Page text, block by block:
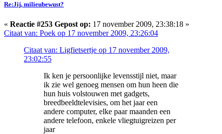
Re:Jij, milieubewust?
« Reactie #253 Gepost op: 17 november 2009, 23:38:18 »
Citaat van: Poek op 17 november 2009, 23:26:04
Citaat van: Ligfietsertje op 17 november 2009,
23:02:55
Ik ken je persoonlijke levensstijl niet, maar
ik zie wel genoeg mensen om hun heen die
hun huis volstouwen met gadgets,
breedbeeldtelevisies, om het jaar een
andere computer, elke paar maanden een
andere telefoon, enkele vliegtuigreizen per
jaar